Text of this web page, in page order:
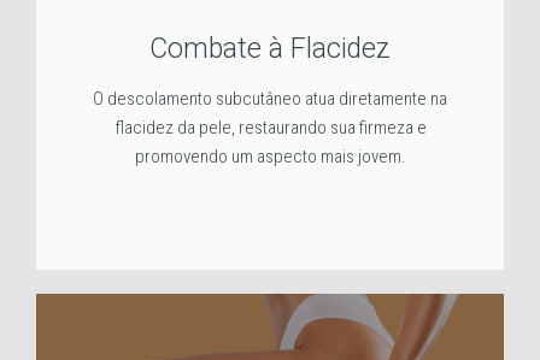
Combate à Flacidez
O descolamento subcutâneo atua diretamente na
flacidez da pele, restaurando sua firmeza e
promovendo um aspecto mais jovem.